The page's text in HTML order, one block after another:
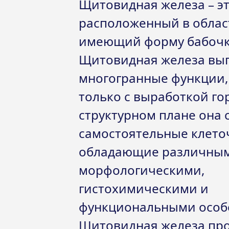
Щитовидная железа –
расположенный в
имеющий форму
Щитовидная железа
многогранные
только с выработкой
структурном плане она
самостоятельные
обладающие
морфологическими,
гистохимическими и
функциональными
Щитовидная железа